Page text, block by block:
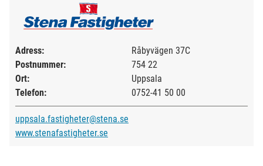
Adress:
Råbyvägen 37C
Postnummer:
754 22
Ort:
Uppsala
Telefon:
0752-41 50 00
uppsala.fastigheter@stena.se
www.stenafastigheter.se